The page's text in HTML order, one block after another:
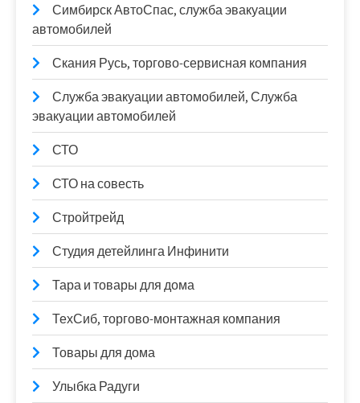
Симбирск АвтоСпас, служба эвакуации
автомобилей
Скания Русь, торгово-сервисная компания
Служба эвакуации автомобилей, Служба
эвакуации автомобилей
СТО
СТО на совесть
Стройтрейд
Студия детейлинга Инфинити
Тара и товары для дома
ТехСиб, торгово-монтажная компания
Товары для дома
Улыбка Радуги